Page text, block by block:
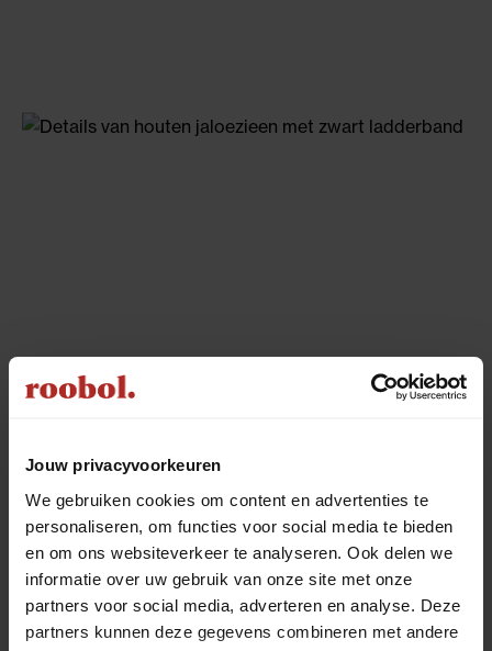
Jouw privacyvoorkeuren
We gebruiken cookies om content en advertenties te
personaliseren, om functies voor social media te bieden
en om ons websiteverkeer te analyseren. Ook delen we
informatie over uw gebruik van onze site met onze
partners voor social media, adverteren en analyse. Deze
partners kunnen deze gegevens combineren met andere